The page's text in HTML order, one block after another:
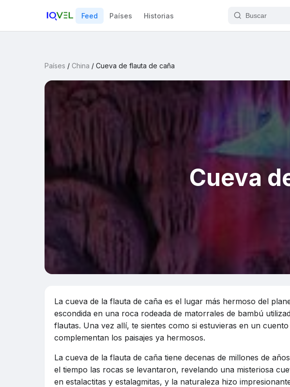
Feed Países Historias
Países / China / Cueva de flauta de caña
Cueva
La cueva de la flauta de caña es el lugar más hermoso del
escondida en una roca rodeada de matorrales de bambú
flautas. Una vez allí, te sientes como si estuvieras en un
complementan los paisajes ya hermosos.
La cueva de la flauta de caña tiene decenas de millones de
el tiempo las rocas se levantaron, revelando una misteriosa
en estalactitas y estalagmitas, y la naturaleza hizo